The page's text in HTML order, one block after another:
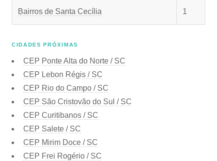
Bairros de Santa Cecília 1
CIDADES PRÓXIMAS
CEP Ponte Alta do Norte / SC
CEP Lebon Régis / SC
CEP Rio do Campo / SC
CEP São Cristovão do Sul / SC
CEP Curitibanos / SC
CEP Salete / SC
CEP Mirim Doce / SC
CEP Frei Rogério / SC